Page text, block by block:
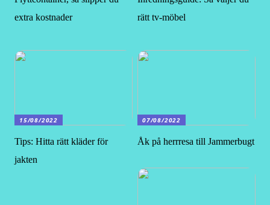
extra kostnader
rätt tv-möbel
15/08/2022
Tips: Hitta rätt kläder för
jakten
07/08/2022
Åk på herrresa till Jammerbugt